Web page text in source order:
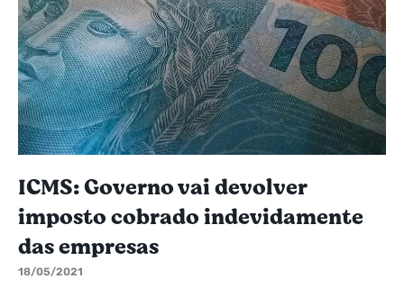
ICMS: Governo vai devolver
imposto cobrado indevidamente
das empresas
18/05/2021